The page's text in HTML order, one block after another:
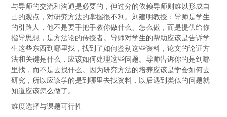
与导师的交流和沟通是必要的，但过分的依赖导师则难以形成自
己的观点，对研究方法的掌握很不利。刘建明教授：导师是学生
的引路人，他不是要手把手教你做什么、怎么做，而是提供给你
指导思想，是方法论的传授者。导师对学生的帮助应该是告诉学
生这些东西到哪里找，找到了如何鉴别这些资料，论文的论证方
法和关键是什么，应该如何处理这些问题。导师告诉你的是到哪
里找，而不是去找什么。因为研究方法的培养应该是学会如何去
研究，所以应该学的是到哪里去找资料，以后遇到类似的问题就
知道应该怎么做了。
难度选择与课题可行性